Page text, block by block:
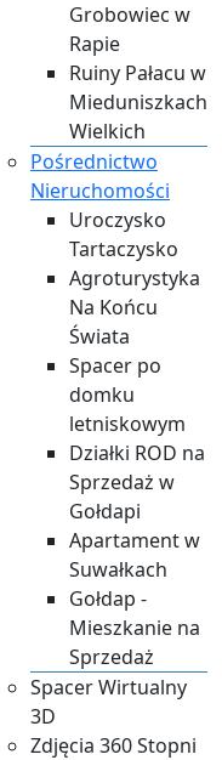
Grobowiec w
Rapie
Ruiny Pałacu w
Mieduniszkach
Wielkich
Pośrednictwo
Nieruchomości
Uroczysko
Tartaczysko
Agroturystyka
Na Końcu
Świata
Spacer po
domku
letniskowym
Działki ROD na
Sprzedaż w
Gołdapi
Apartament w
Suwałkach
Gołdap -
Mieszkanie na
Sprzedaż
​Spacer Wirtualny
3D
​Zdjęcia 360 Stopni